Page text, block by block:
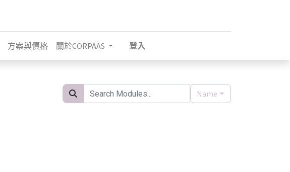
方案與價格 關於CORPAAS 登入
Name